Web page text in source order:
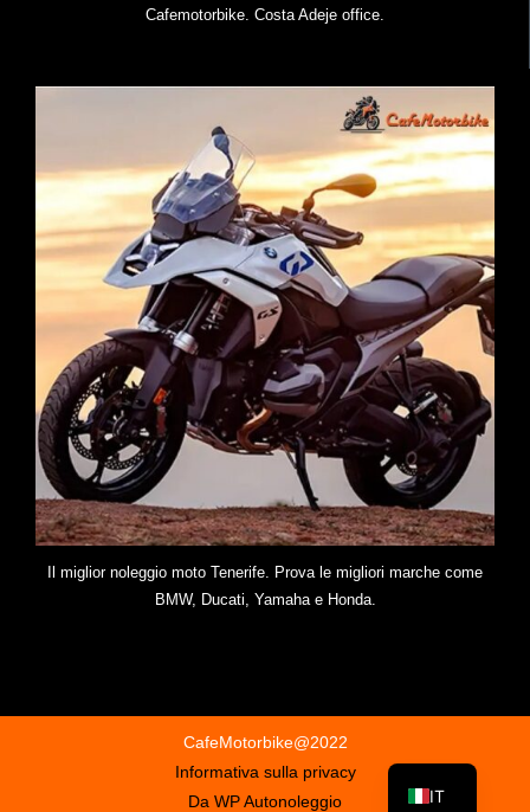
Cafemotorbike. Costa Adeje office.
Il miglior noleggio moto Tenerife. Prova le migliori marche come
BMW, Ducati, Yamaha e Honda.
CafeMotorbike@2022
Informativa sulla privacy
Da WP Autonoleggio
IT